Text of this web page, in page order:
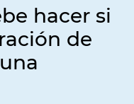
hacer si
de